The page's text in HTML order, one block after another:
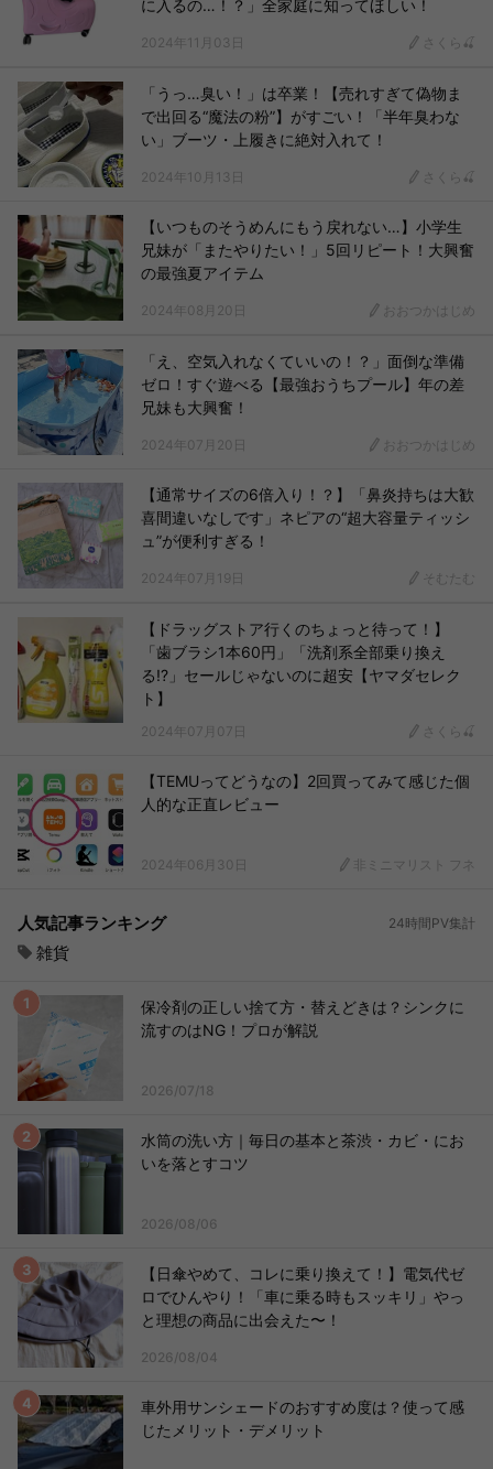
に入るの…！？」全家庭に知ってほしい！
2024年11月03日 さくら🍒
「うっ…臭い！」は卒業！【売れすぎて偽物ま
で出回る“魔法の粉”】がすごい！「半年臭わな
い」ブーツ・上履きに絶対入れて！
2024年10月13日 さくら🍒
【いつものそうめんにもう戻れない…】小学生
兄妹が「またやりたい！」5回リピート！大興奮
の最強夏アイテム
2024年08月20日 おおつかはじめ
「え、空気入れなくていいの！？」面倒な準備
ゼロ！すぐ遊べる【最強おうちプール】年の差
兄妹も大興奮！
2024年07月20日 おおつかはじめ
【通常サイズの6倍入り！？】「鼻炎持ちは大歓
喜間違いなしです」ネピアの“超大容量ティッシ
ュ”が便利すぎる！
2024年07月19日 そむたむ
【ドラッグストア行くのちょっと待って！】
「歯ブラシ1本60円」「洗剤系全部乗り換え
る!?」セールじゃないのに超安【ヤマダセレク
ト】
2024年07月07日 さくら🍒
【TEMUってどうなの】2回買ってみて感じた個
人的な正直レビュー
2024年06月30日 非ミニマリスト フネ
人気記事ランキング 24時間PV集計
雑貨
保冷剤の正しい捨て方・替えどきは？シンクに
流すのはNG！プロが解説
2026/07/18
水筒の洗い方｜毎日の基本と茶渋・カビ・にお
いを落とすコツ
2026/08/06
【日傘やめて、コレに乗り換えて！】電気代ゼ
ロでひんやり！「車に乗る時もスッキリ」やっ
と理想の商品に出会えた〜！
2026/08/04
車外用サンシェードのおすすめ度は？使って感
じたメリット・デメリット